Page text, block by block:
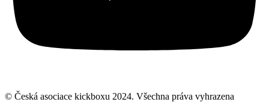
© Česká asociace kickboxu 2024. Všechna práva vyhrazena